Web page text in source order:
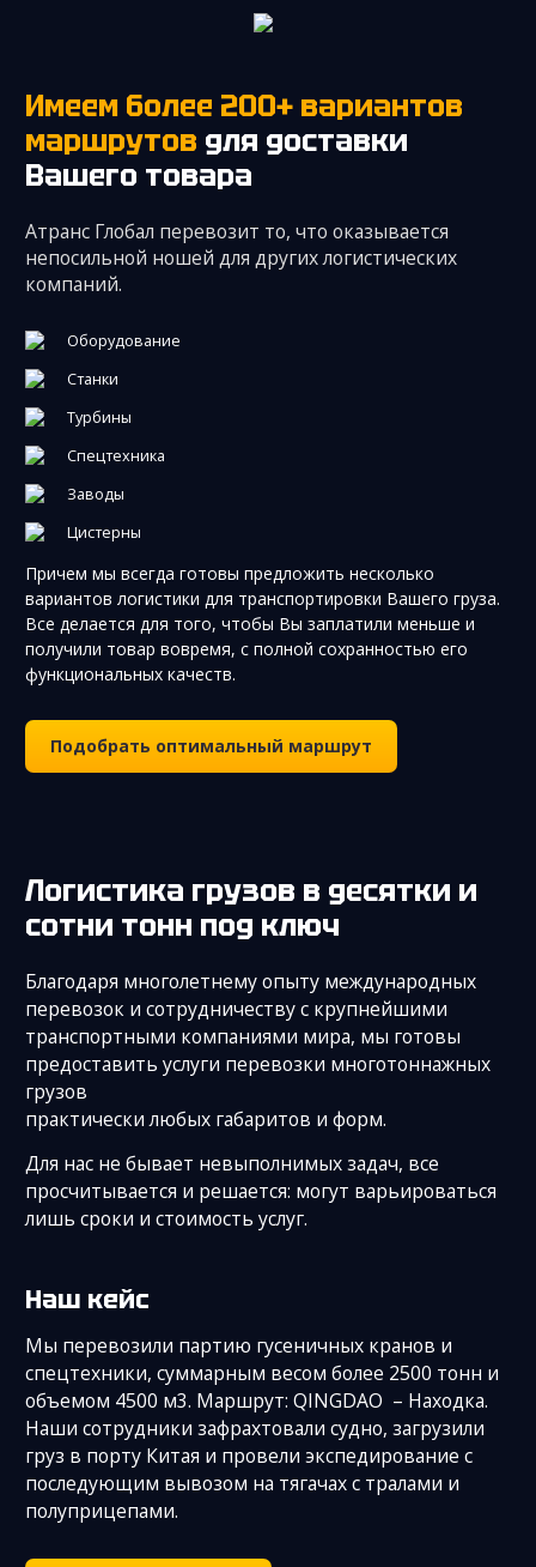
Имеем более 200+ вариантов
маршрутов для доставки
Вашего товара
Атранс Глобал перевозит то, что оказывается
непосильной ношей для других логистических
компаний.
Оборудование
Станки
Турбины
Спецтехника
Заводы
Цистерны
Причем мы всегда готовы предложить несколько
вариантов логистики для транспортировки Вашего груза.
Все делается для того, чтобы Вы заплатили меньше и
получили товар вовремя, с полной сохранностью его
функциональных качеств.
Подобрать оптимальный маршрут
Логистика грузов в десятки и
сотни тонн под ключ
Благодаря многолетнему опыту международных
перевозок и сотрудничеству с крупнейшими
транспортными компаниями мира, мы готовы
предоставить услуги перевозки многотоннажных
грузов
практически любых габаритов и форм.
Для нас не бывает невыполнимых задач, все
просчитывается и решается: могут варьироваться
лишь сроки и стоимость услуг.
Наш кейс
Мы перевозили партию гусеничных кранов и
спецтехники, суммарным весом более 2500 тонн и
объемом 4500 м3. Маршрут: QINGDAO – Находка.
Наши сотрудники зафрахтовали судно, загрузили
груз в порту Китая и провели экспедирование с
последующим вывозом на тягачах с тралами и
полуприцепами.